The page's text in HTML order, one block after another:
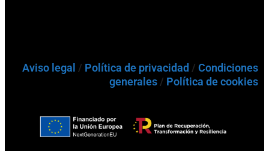
Aviso legal / Política de privacidad / Condiciones
generales / Política de cookies